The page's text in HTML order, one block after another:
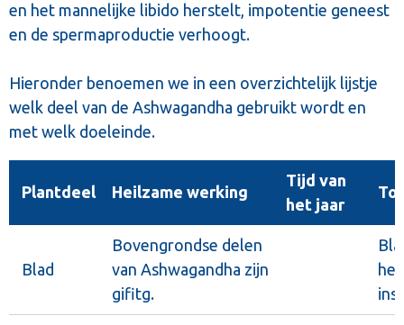
en het mannelijke libido herstelt, impotentie geneest
en de spermaproductie verhoogt.
Hieronder benoemen we in een overzichtelijk lijstje
welk deel van de Ashwagandha gebruikt wordt en
met welk doeleinde.
Plantdeel Heilzame werking
Tijd van
het jaar
Blad
Bovengrondse delen
van Ashwagandha zijn
gifitg.